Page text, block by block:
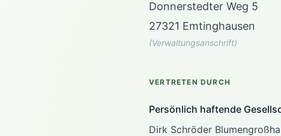
Donnerstedter Weg 5
27321 Emtinghausen
(Verwaltungsanschrift)
VERTRETEN DURCH
Persönlich haftende
Dirk Schröder